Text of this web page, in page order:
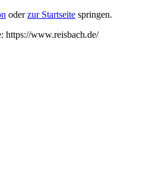
oderzur Startseite springen.
https://www.reisbach.de/